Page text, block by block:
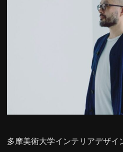
多摩美術大学インテリアデザ